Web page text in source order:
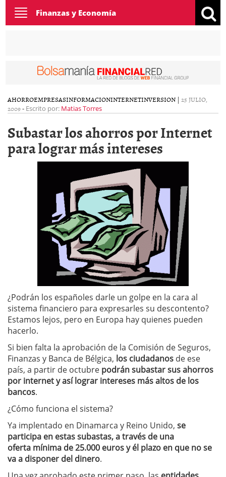
Toggle
navigation
Finanzas y Economía
AHORROEMPRESASINFORMACIONINTERNETINVERSION | 25 JULIO,
2009- Escrito por: Matias Torres
Subastar los ahorros por Internet
para lograr más intereses
¿Podrán los españoles darle un golpe en la cara al
sistema financiero para expresarles su descontento?
Estamos lejos, pero en Europa hay quienes pueden
hacerlo.
Si bien falta la aprobación de la Comisión de Seguros,
Finanzas y Banca de Bélgica, los ciudadanos de ese
país, a partir de octubre podrán subastar sus ahorros
por internet y así lograr intereses más altos de los
bancos.
¿Cómo funciona el sistema?
Ya implentado en Dinamarca y Reino Unido, se
participa en estas subastas, a través de una
oferta mínima de 25.000 euros y él plazo en que no se
va a disponer del dinero.